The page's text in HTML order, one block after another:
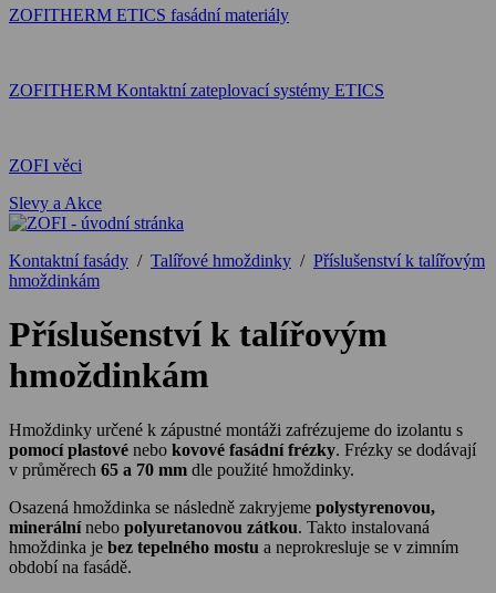
ZOFITHERM ETICS fasádní materiály
ZOFITHERM Kontaktní zateplovací systémy ETICS
ZOFI věci
Slevy a Akce
Kontaktní fasády / Talířové hmoždinky / Příslušenství k talířovým
hmoždinkám
Příslušenství k talířovým
hmoždinkám
Hmoždinky určené k zápustné montáži zafrézujeme do izolantu s
pomocí plastové nebo kovové fasádní frézky. Frézky se dodávají
v průměrech 65 a 70 mm dle použité hmoždinky.
Osazená hmoždinka se následně zakryjeme polystyrenovou,
minerálnínebo polyuretanovou zátkou. Takto instalovaná
hmoždinka je bez tepelného mostu a neprokresluje se v zimním
období na fasádě.